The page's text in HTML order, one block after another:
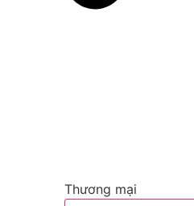
Thương mại